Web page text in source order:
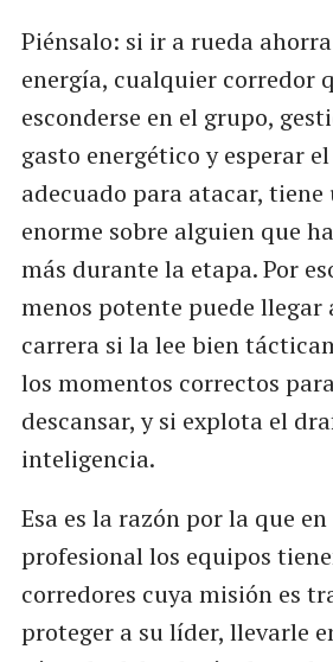
Piénsalo: si ir a rueda
energía, cualquier corredor
esconderse en el grupo,
gasto energético y esperar
adecuado para atacar,
enorme sobre alguien que
más durante la etapa. Por
menos potente puede llegar
carrera si la lee bien
los momentos correctos
descansar, y si explota el
inteligencia.
Esa es la razón por la que
profesional los equipos
corredores cuya misión es
proteger a su líder, llevarle